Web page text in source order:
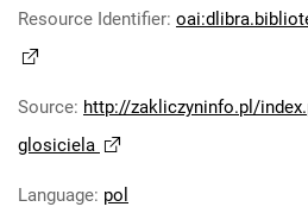
Głosiciel. 2024
Resource Identifier:
Source: http://zakliczyninfo.pl/
glosiciela
Language: pol